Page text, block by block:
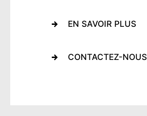
EN SAVOIR PLUS
CONTACTEZ-NOUS